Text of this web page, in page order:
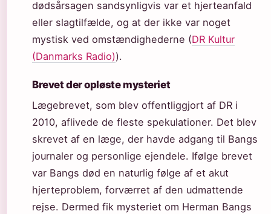
dødsårsagen sandsynligvis var et hjerteanfald
eller slagtilfælde, og at der ikke var noget
mystisk ved omstændighederne (DR Kultur
(Danmarks Radio)).
Brevet der opløste mysteriet
Lægebrevet, som blev offentliggjort af DR i
2010, aflivede de fleste spekulationer. Det blev
skrevet af en læge, der havde adgang til Bangs
journaler og personlige ejendele. Ifølge brevet
var Bangs død en naturlig følge af et akut
hjerteproblem, forværret af den udmattende
rejse. Dermed fik mysteriet om Herman Bangs